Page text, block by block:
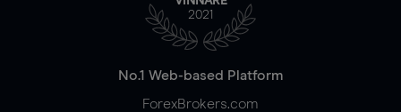
2021
No.1 Web-based Platform
ForexBrokers.com